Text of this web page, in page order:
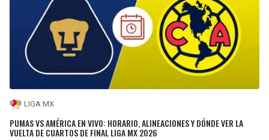
LIGA MX
PUMAS VS AMÉRICA EN VIVO: HORARIO, ALINEACIONES Y DÓNDE VER LA
VUELTA DE CUARTOS DE FINAL LIGA MX 2026